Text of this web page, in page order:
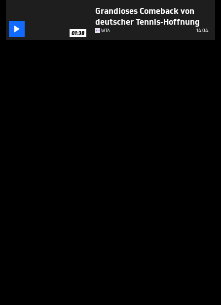
 01:38
Grandioses Comeback von
deutscher Tennis-Hoffnung
WTA 14.04.